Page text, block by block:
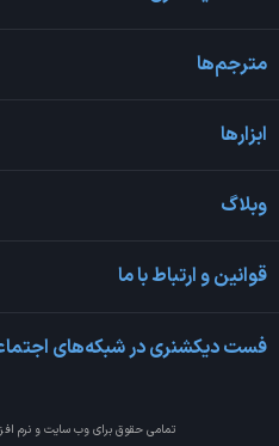
مترجم‌ها
ابزارها
وبلاگ
قوانین و ارتباط با ما
فست دیکشنری در شبکه‌های
تمامی حقوق برای وب سایت و نرم